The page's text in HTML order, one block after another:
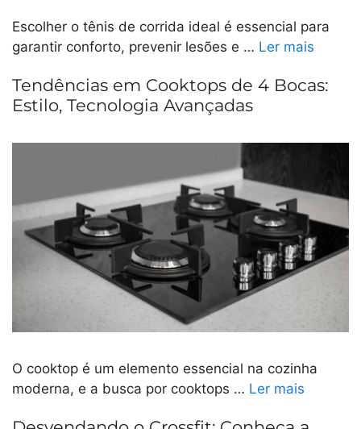
Escolher o tênis de corrida ideal é essencial para
garantir conforto, prevenir lesões e … Ler mais
Tendências em Cooktops de 4 Bocas:
Estilo, Tecnologia Avançadas
O cooktop é um elemento essencial na cozinha
moderna, e a busca por cooktops … Ler mais